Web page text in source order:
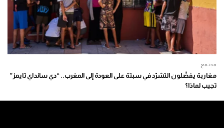
مجتمع
مغاربة يفضّلون التشرّد في سبتة على العودة إلى المغرب.. “دي سانداي تايمز”
تجيب لماذا؟